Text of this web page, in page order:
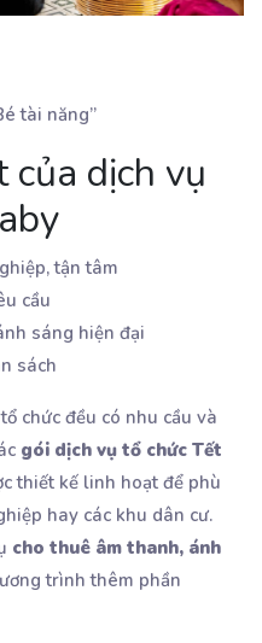
tài năng”
của dịch vụ
tận tâm
cầu
sáng hiện đại
sách
chức đều có nhu cầu và
gói dịch vụ tổ chức Tết
thiết kế linh hoạt để phù
hay các khu dân cư.
cho thuê âm thanh, ánh
trình thêm phần